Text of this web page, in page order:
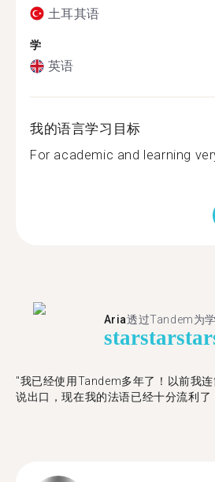
土耳其语
学
英语
我的语言学习目标
For academic and learning
Aria透过Tandem为
starstarstar
"​​我已经使用Tandem多年了！以前我
说出口，现在我的法语已经十分流利了